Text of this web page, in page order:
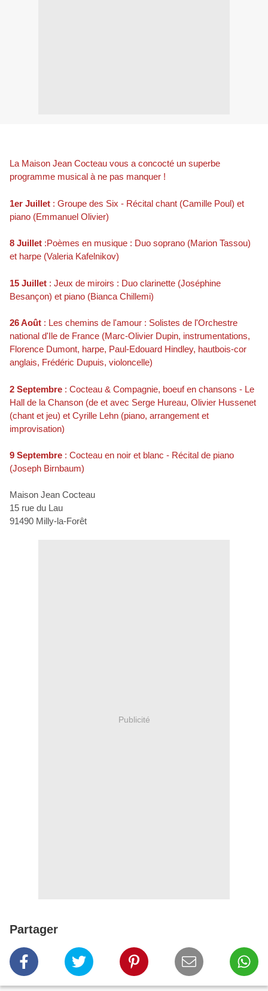
La Maison Jean Cocteau vous a concocté un superbe
programme musical à ne pas manquer !
1er Juillet : Groupe des Six - Récital chant (Camille Poul) et
piano (Emmanuel Olivier)
8 Juillet :Poèmes en musique : Duo soprano (Marion Tassou)
et harpe (Valeria Kafelnikov)
15 Juillet : Jeux de miroirs : Duo clarinette (Joséphine
Besançon) et piano (Bianca Chillemi)
26 Août : Les chemins de l'amour : Solistes de l'Orchestre
national d'Ile de France (Marc-Olivier Dupin, instrumentations,
Florence Dumont, harpe, Paul-Edouard Hindley, hautbois-cor
anglais, Frédéric Dupuis, violoncelle)
2 Septembre : Cocteau & Compagnie, boeuf en chansons - Le
Hall de la Chanson (de et avec Serge Hureau, Olivier Hussenet
(chant et jeu) et Cyrille Lehn (piano, arrangement et
improvisation)
9 Septembre : Cocteau en noir et blanc - Récital de piano
(Joseph Birnbaum)
Maison Jean Cocteau
15 rue du Lau
91490 Milly-la-Forêt
Publicité
Partager